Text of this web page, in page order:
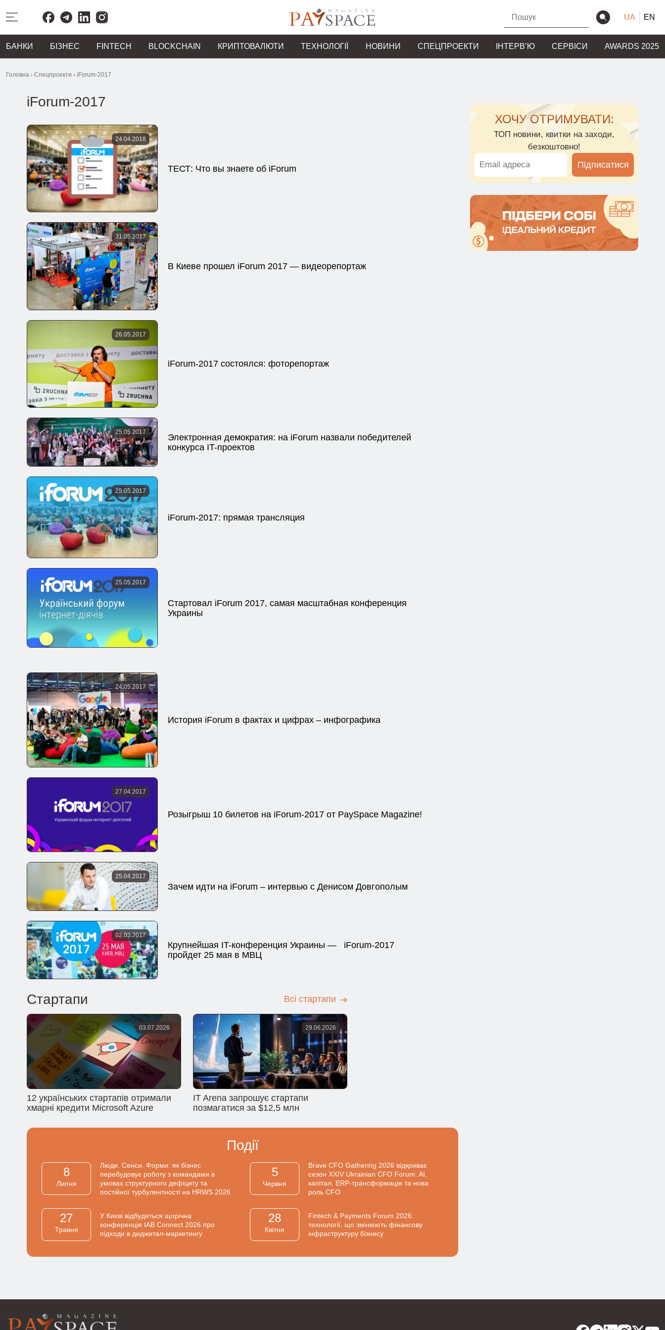
UA EN
БАНКИ БІЗНЕС FINTECH BLOCKCHAIN КРИПТОВАЛЮТИ ТЕХНОЛОГІЇ НОВИНИ СПЕЦПРОЕКТИ ІНТЕРВʼЮ СЕРВІСИ AWARDS 2025
Головна › Спецпроекти › iForum-2017
iForum-2017
24.04.2018
ТЕСТ: Что вы знаете об iForum
31.05.2017
В Киеве прошел iForum 2017 — видеорепортаж
26.05.2017
iForum-2017 состоялся: фоторепортаж
25.05.2017
Электронная демократия: на iForum назвали победителей
конкурса IT-проектов
25.05.2017
iForum-2017: прямая трансляция
25.05.2017
Стартовал iForum 2017, самая масштабная конференция
Украины
24.05.2017
История iForum в фактах и цифрах – инфографика
27.04.2017
Розыгрыш 10 билетов на iForum-2017 от PaySpace Magazine!
25.04.2017
Зачем идти на iForum – интервью с Денисом Довгополым
02.03.2017
Крупнейшая IT-конференция Украины — iForum-2017
пройдет 25 мая в МВЦ
Стартапи Всі стартапи
03.07.2026
12 українських стартапів отримали
хмарні кредити Microsoft Azure
29.06.2026
IT Arena запрошує стартапи
позмагатися за $12,5 млн
Події
8
Липня
Люди. Сенси. Форми: як бізнес
перебудовує роботу з командами в
умовах структурного дефіциту та
постійної турбулентності на HRWS 2026
5
Червня
Brave CFO Gathering 2026 відкриває
сезон XXIV Ukrainian CFO Forum: AI,
капітал, ERP-трансформація та нова
роль CFO
27
Травня
У Києві відбудеться щорічна
конференція IAB Connect 2026 про
підходи в диджитал-маркетингу
28
Квiтня
Fintech & Payments Forum 2026:
технології, що змінюють фінансову
інфраструктуру бізнесу
ХОЧУ ОТРИМУВАТИ:
ТОП новини, квитки на заходи,
безкоштовно!
Підписатися